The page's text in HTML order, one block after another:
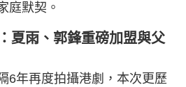
庭默契。
夏雨、郭鋒重磅加盟與父
6年再度拍攝港劇，本次更歷